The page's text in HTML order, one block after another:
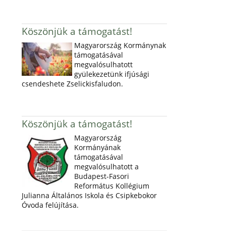
Köszönjük a támogatást!
Magyarország Kormánynak
támogatásával
megvalósulhatott
gyülekezetünk ifjúsági
csendeshete Zselickisfaludon.
Köszönjük a támogatást!
Magyarország
Kormányának
támogatásával
megvalósulhatott a
Budapest-Fasori
Református Kollégium
Julianna Általános Iskola és Csipkebokor
Óvoda felújítása.